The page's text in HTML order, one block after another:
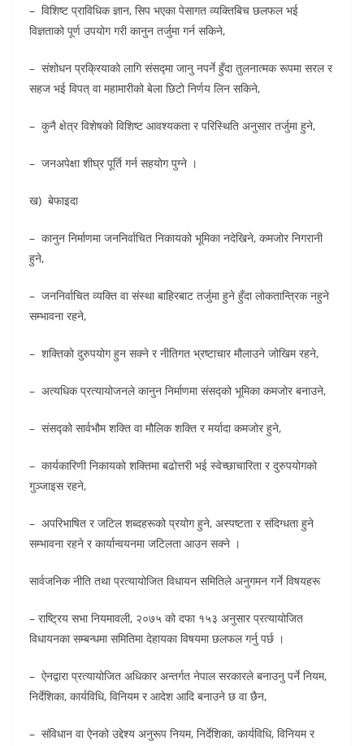
– विशिष्ट प्राविधिक ज्ञान, सिप भएका पेसागत व्यक्तिबिच छलफल भई
विज्ञताको पूर्ण उपयोग गरी कानुन तर्जुमा गर्न सकिने,
– संशोधन प्रक्रियाको लागि संसद्मा जानु नपर्ने हुँदा तुलनात्मक रूपमा सरल र
सहज भई विपत् वा महामारीको बेला छिटो निर्णय लिन सकिने,
– कुनै क्षेत्र विशेषको विशिष्ट आवश्यकता र परिस्थिति अनुसार तर्जुमा हुने,
– जनअपेक्षा शीघ्र पूर्ति गर्न सहयोग पुग्ने ।
ख) बेफाइदा
– कानुन निर्माणमा जननिर्वाचित निकायको भूमिका नदेखिने, कमजोर निगरानी
हुने,
– जननिर्वाचित व्यक्ति वा संस्था बाहिरबाट तर्जुमा हुने हुँदा लोकतान्त्रिक नहुने
सम्भावना रहने,
– शक्तिको दुरुपयोग हुन सक्ने र नीतिगत भ्रष्टाचार मौलाउने जोखिम रहने,
– अत्यधिक प्रत्यायोजनले कानुन निर्माणमा संसद्को भूमिका कमजोर बनाउने,
– संसद्को सार्वभौम शक्ति वा मौलिक शक्ति र मर्यादा कमजोर हुने,
– कार्यकारिणी निकायको शक्तिमा बढोत्तरी भई स्वेच्छाचारिता र दुरुपयोगको
गुञ्जाइस रहने,
– अपरिभाषित र जटिल शब्दहरूको प्रयोग हुने, अस्पष्टता र संदिग्धता हुने
सम्भावना रहने र कार्यान्वयनमा जटिलता आउन सक्ने ।
सार्वजनिक नीति तथा प्रत्यायोजित विधायन समितिले अनुगमन गर्ने विषयहरू
– राष्ट्रिय सभा नियमावली, २०७५ को दफा १५३ अनुसार प्रत्यायोजित
विधायनका सम्बन्धमा समितिमा देहायका विषयमा छलफल गर्नु पर्छ ।
– ऐनद्वारा प्रत्यायोजित अधिकार अन्तर्गत नेपाल सरकारले बनाउनु पर्ने नियम,
निर्देशिका, कार्यविधि, विनियम र आदेश आदि बनाउने छ वा छैन,
– संविधान वा ऐनको उद्देश्य अनुरूप नियम, निर्देशिका, कार्यविधि, विनियम र